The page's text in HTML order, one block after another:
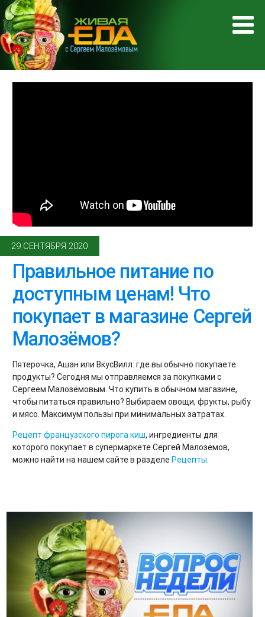
29 СЕНТЯБРЯ 2020
Правильное питание по
доступным ценам! Что
покупает в магазине Сергей
Малозёмов?
Пятерочка, Ашан или ВкусВилл: где вы обычно покупаете
продукты? Сегодня мы отправляемся за покупками с
Сергеем Малозёмовым. Что купить в обычном магазине,
чтобы питаться правильно? Выбираем овощи, фрукты, рыбу
и мясо. Максимум пользы при минимальных затратах.
Рецепт французского пирога киш, ингредиенты для
которого покупает в супермаркете Сергей Малозёмов,
можно найти на нашем сайте в разделеРецепты.